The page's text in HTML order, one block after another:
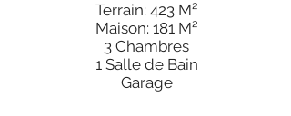
Terrain: 423 M²
Maison: 181 M²
3 Chambres
1 Salle de Bain
Garage